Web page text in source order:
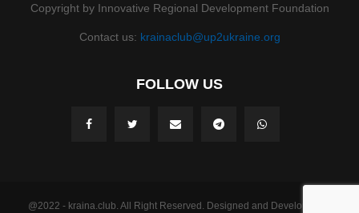
Copyright by Innovative Regional Development Foundation
Contact us: krainaclub@up2ukraine.org
FOLLOW US
@2022 - kraina.club. All Right Reserved. Designed and Developed by